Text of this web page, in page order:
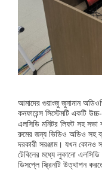
আমাদের গুয়াংজু জুনানান
কনফারেন্স সিস্টেমটি একটি
এলসিডি মনিটর লিফট সহ সভা
রুমের জন্য ভিডিও অডিও সহ
দরকারী সরঞ্জাম। যখন কোনও
টেবিলের মধ্যে লুকানো এলসিডি
ডিসপ্লে স্ক্রিনটি উত্থাপন